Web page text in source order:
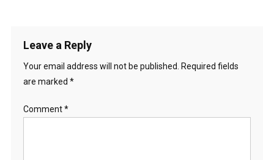
Leave a Reply
Your email address will not be published. Required fields
are marked *
Comment*